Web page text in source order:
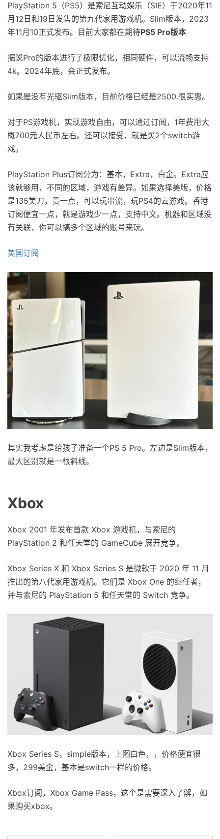
PlayStation 5（PS5）是索尼互动娱乐（SIE）于2020年11
月12日和19日发售的第九代家用游戏机。Slim版本，2023
年11月10正式发布。目前大家都在期待PS5 Pro版本
据说Pro的版本进行了极限优化，相同硬件，可以流畅支持
4k。2024年底，会正式发布。
如果是没有光驱Slim版本，目前价格已经是2500.很实惠。
对于PS游戏机，实现游戏自由，可以通过订阅，1年费用大
概700元人民币左右。还可以接受，就是买2个switch游
戏。
PlayStation Plus订阅分为：基本，Extra，白金。Extra应
该就够用，不同的区域，游戏有差异。如果选择美版，价格
是135美刀，贵一点，可以玩串流，玩PS4的云游戏。香港
订阅便宜一点，就是游戏少一点，支持中文。机器和区域没
有关联，你可以搞多个区域的账号来玩。
美国订阅
其实我考虑是给孩子准备一个PS 5 Pro。左边是Slim版本，
最大区别就是一根斜线。
Xbox
Xbox 2001 年发布首款 Xbox 游戏机，与索尼的
PlayStation 2 和任天堂的 GameCube 展开竞争。
Xbox Series X 和 Xbox Series S 是微软于 2020 年 11 月
推出的第八代家用游戏机。它们是 Xbox One 的继任者，
并与索尼的 PlayStation 5 和任天堂的 Switch 竞争。
Xbox Series S，simple版本，上图白色，，价格便宜很
多，299美金，基本是switch一样的价格。
Xbox订阅，Xbox Game Pass，这个是需要深入了解，如
果购买xbox。